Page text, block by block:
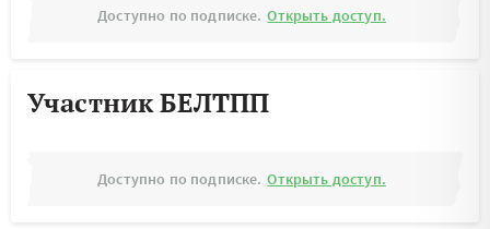
Доступно по подписке. Открыть доступ.
Участник БЕЛТПП
Доступно по подписке. Открыть доступ.